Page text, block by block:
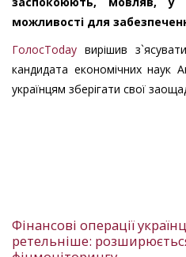
можливості для
ГолосToday вирішив
кандидата економічних наук
українцям зберігати свої
Фінансові операції
ретельніше: